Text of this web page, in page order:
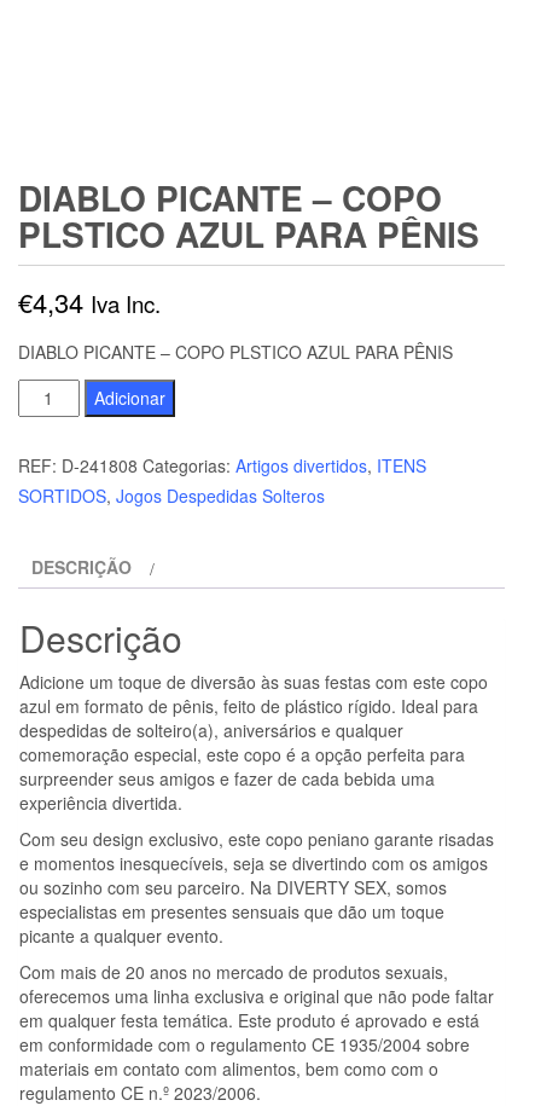
DIABLO PICANTE – COPO
PLSTICO AZUL PARA PÊNIS
€4,34 Iva Inc.
DIABLO PICANTE – COPO PLSTICO AZUL PARA PÊNIS
Quantidade
de
DIABLO
PICANTE
PLSTICO
PARA
Adicionar
REF: D-241808 Categorias: Artigos divertidos, ITENS
SORTIDOS, Jogos Despedidas Solteros
DESCRIÇÃO
Descrição
Adicione um toque de diversão às suas festas com este copo
azul em formato de pênis, feito de plástico rígido. Ideal para
despedidas de solteiro(a), aniversários e qualquer
comemoração especial, este copo é a opção perfeita para
surpreender seus amigos e fazer de cada bebida uma
experiência divertida.
Com seu design exclusivo, este copo peniano garante risadas
e momentos inesquecíveis, seja se divertindo com os amigos
ou sozinho com seu parceiro. Na DIVERTY SEX, somos
especialistas em presentes sensuais que dão um toque
picante a qualquer evento.
Com mais de 20 anos no mercado de produtos sexuais,
oferecemos uma linha exclusiva e original que não pode faltar
em qualquer festa temática. Este produto é aprovado e está
em conformidade com o regulamento CE 1935/2004 sobre
materiais em contato com alimentos, bem como com o
regulamento CE n.º 2023/2006.